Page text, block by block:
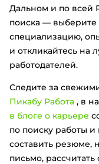
Дальном и по всей
поиска — выберите
специализацию,
и откликайтесь на
работодателей.
Следите за
Пикабу Работа , в
в блоге о карьере
по поиску работы
составить резюме,
письмо,